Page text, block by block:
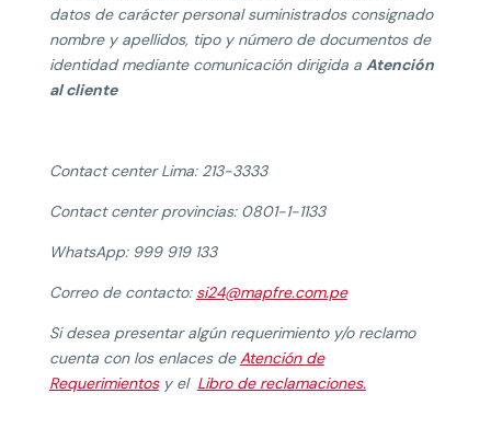
datos de carácter personal suministrados consignado
nombre y apellidos, tipo y número de documentos de
identidad mediante comunicación dirigida a Atención
al cliente
Contact center Lima: 213-3333
Contact center provincias: 0801-1-1133
WhatsApp: 999 919 133
Correo de contacto: si24@mapfre.com.pe
Si desea presentar algún requerimiento y/o reclamo
cuenta con los enlaces deAtención de
Requerimientosy el Libro de reclamaciones.